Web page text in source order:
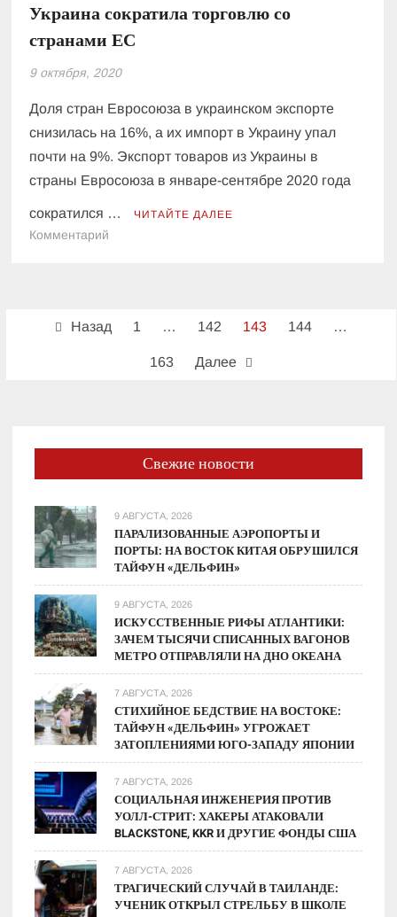
Украина сократила торговлю со
странами ЕС
9 октября, 2020
Доля стран Евросоюза в украинском экспорте
снизилась на 16%, а их импорт в Украину упал
почти на 9%. Экспорт товаров из Украины в
страны Евросоюза в январе-сентябре 2020 года
сократился … ЧИТАЙТЕ ДАЛЕЕ
Комментарий
странами
Пагинация
Назад 1 … 142 143 144 …
163 Далее
Свежие новости
9 АВГУСТА, 2026
ПАРАЛИЗОВАННЫЕ АЭРОПОРТЫ И
ПОРТЫ: НА ВОСТОК КИТАЯ ОБРУШИЛСЯ
ТАЙФУН «ДЕЛЬФИН»
9 АВГУСТА, 2026
ИСКУССТВЕННЫЕ РИФЫ АТЛАНТИКИ:
ЗАЧЕМ ТЫСЯЧИ СПИСАННЫХ ВАГОНОВ
МЕТРО ОТПРАВЛЯЛИ НА ДНО ОКЕАНА
7 АВГУСТА, 2026
СТИХИЙНОЕ БЕДСТВИЕ НА ВОСТОКЕ:
ТАЙФУН «ДЕЛЬФИН» УГРОЖАЕТ
ЗАТОПЛЕНИЯМИ ЮГО-ЗАПАДУ ЯПОНИИ
7 АВГУСТА, 2026
СОЦИАЛЬНАЯ ИНЖЕНЕРИЯ ПРОТИВ
УОЛЛ-СТРИТ: ХАКЕРЫ АТАКОВАЛИ
BLACKSTONE, KKR И ДРУГИЕ ФОНДЫ США
7 АВГУСТА, 2026
ТРАГИЧЕСКИЙ СЛУЧАЙ В ТАИЛАНДЕ:
УЧЕНИК ОТКРЫЛ СТРЕЛЬБУ В ШКОЛЕ